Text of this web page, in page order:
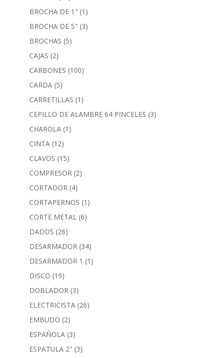
BROCHA DE 1" (1)
BROCHA DE 5" (3)
BROCHAS (5)
CAJAS (2)
CARBONES (100)
CARDA (5)
CARRETILLAS (1)
CEPILLO DE ALAMBRE 64 PINCELES (3)
CHAROLA (1)
CINTA (12)
CLAVOS (15)
COMPRESOR (2)
CORTADOR (4)
CORTAPERNOS (1)
CORTE METAL (6)
DADOS (26)
DESARMADOR (34)
DESARMADOR 1 (1)
DISCO (19)
DOBLADOR (3)
ELECTRICISTA (26)
EMBUDO (2)
ESPAÑOLA (3)
ESPATULA 2" (3)